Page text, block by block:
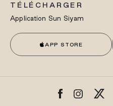
TÉLÉCHARGER
Application Sun Siyam
APP STORE